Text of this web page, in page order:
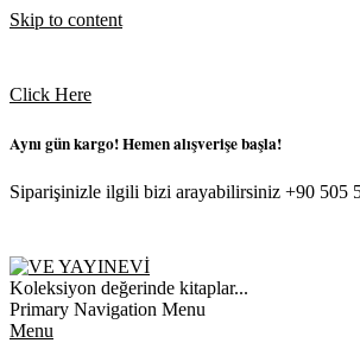
Skip to content
Click Here
Aynı gün kargo! Hemen alışverişe başla!
Siparişinizle ilgili bizi arayabilirsiniz +90 505
VE
YAYINEVI
Koleksiyon değerinde kitaplar...
Primary Navigation Menu
Menu